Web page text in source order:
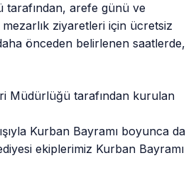
tarafından, arefe günü ve
mezarlık ziyaretleri için ücretsiz
önceden belirlenen saatlerde,
Müdürlüğü tarafından kurulan
Kurban Bayramı boyunca da
ekiplerimiz Kurban Bayramı